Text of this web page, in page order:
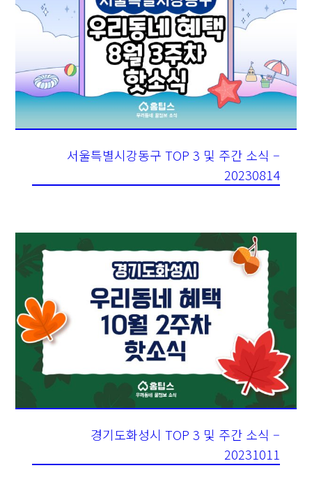
서울특별시강동구 TOP 3 및 주간 소식 –
20230814
경기도화성시 TOP 3 및 주간 소식 –
20231011